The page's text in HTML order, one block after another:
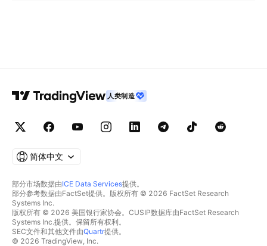
人类制造
简体中文
部分市场数据由ICE Data Services提供。
部分参考数据由FactSet提供。版权所有 © 2026 FactSet Research
Systems Inc.
版权所有 © 2026 美国银行家协会。CUSIP数据库由FactSet Research
Systems Inc.提供。保留所有权利。
SEC文件和其他文件由Quartr提供。
© 2026 TradingView, Inc.